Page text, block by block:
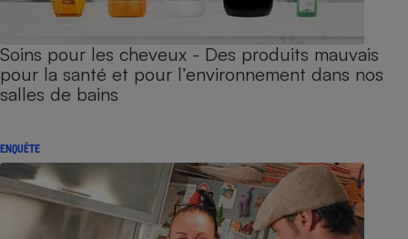
Soins pour les cheveux - Des produits mauvais
pour la santé et pour l’environnement dans nos
salles de bains
ENQUÊTE